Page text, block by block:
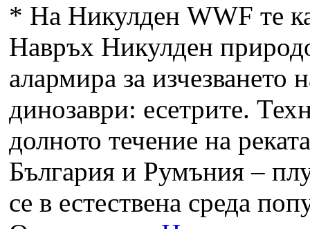
* На Никулден WWF те
Навръх Никулден
алармира за изчезването
динозаври: есетрите.
долното течение на
България и Румъния –
се в естествена среда